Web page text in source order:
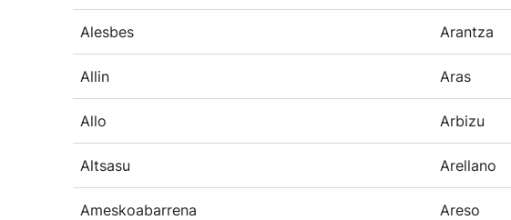
Alesbes Arantza
Allin Aras
Allo Arbizu
Altsasu Arellano
Ameskoabarrena Areso